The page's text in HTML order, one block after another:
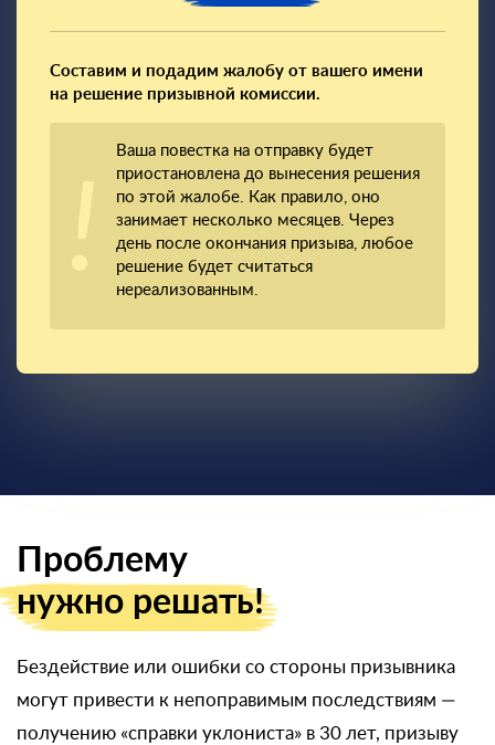
Составим и подадим жалобу от вашего имени
на решение призывной комиссии.
Ваша повестка на отправку будет
приостановлена до вынесения решения
по этой жалобе. Как правило, оно
занимает несколько месяцев. Через
день после окончания призыва, любое
решение будет считаться
нереализованным.
Проблему
нужно решать!
Бездействие или ошибки со стороны призывника
могут привести к непоправимым последствиям —
получению «справки уклониста» в 30 лет, призыву